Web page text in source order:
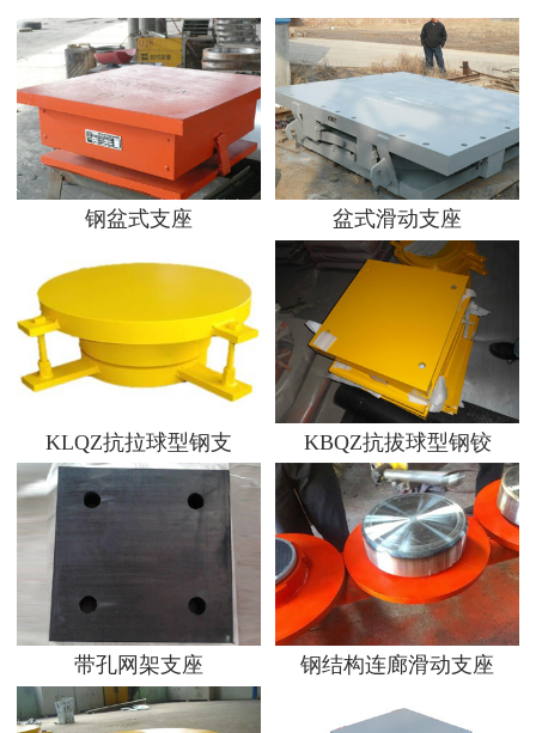
钢盆式支座 盆式滑动支座
KLQZ抗拉球型钢支 KBQZ抗拔球型钢铰
带孔网架支座 钢结构连廊滑动支座